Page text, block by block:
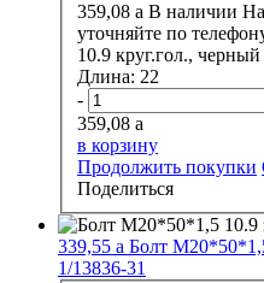
359,08 a В наличии
уточняйте по
Длина: 22
-
359,08 a
в корзину
Продолжить покупки
Поделиться
339,55 a Болт
1/13836-31